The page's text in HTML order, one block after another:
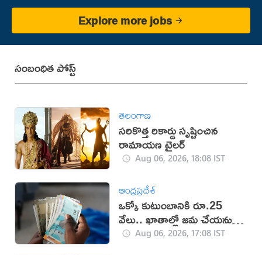
Explore more jobs
సంబంధిత పోస్ట్
తెలంగాణ
సరికొత్త రికార్డు సృష్టించిన
రామాయణ ట్రైలర్‌
Aug 06, 2026, 18:08 IST
ఆంధ్రప్రదేశ్
ఒక్కో కుటుంబానికి రూ.25
వేలు.. ఖాతాల్లో జ‌మ చేయ‌నున్న
ప్ర‌భుత్వం..!
Aug 06, 2026, 17:08 IST